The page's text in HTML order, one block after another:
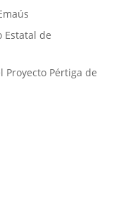
Estatal de
Proyecto Pértiga de